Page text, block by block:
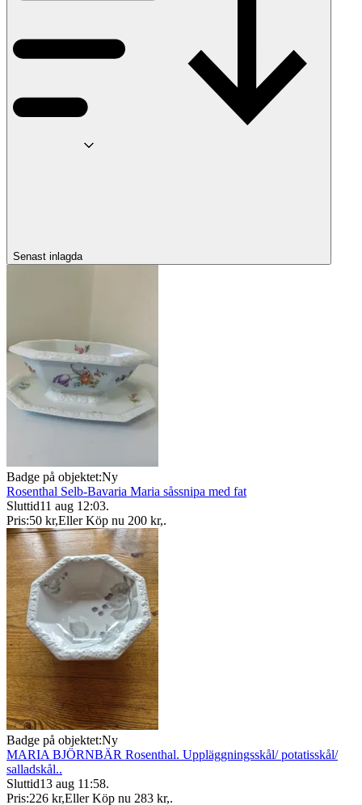
Senast inlagda
Badge på objektet:Ny
Rosenthal Selb-Bavaria Maria såssnipa med fat
Sluttid11 aug 12:03.
Pris:50 kr,Eller Köp nu 200 kr,.
Badge på objektet:Ny
MARIA BJÖRNBÄR Rosenthal. Uppläggningsskål/ potatisskål/
salladskål..
Sluttid13 aug 11:58.
Pris:226 kr,Eller Köp nu 283 kr,.